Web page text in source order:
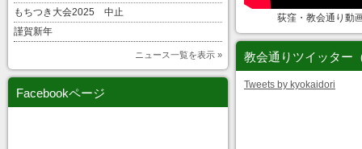
もちつき大会2025 中止
謹賀新年
ニュース一覧を表示 »
荻窪・教会通り動
教会通りツイッター
Tweets by kyokaidori
Facebookページ